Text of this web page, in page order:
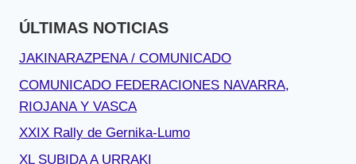
ÚLTIMAS NOTICIAS
JAKINARAZPENA / COMUNICADO
COMUNICADO FEDERACIONES NAVARRA,
RIOJANA Y VASCA
XXIX Rally de Gernika-Lumo
XL SUBIDA A URRAKI